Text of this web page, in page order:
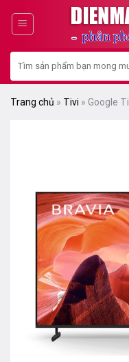
kiếm:
Trang chủ » Tivi » Google